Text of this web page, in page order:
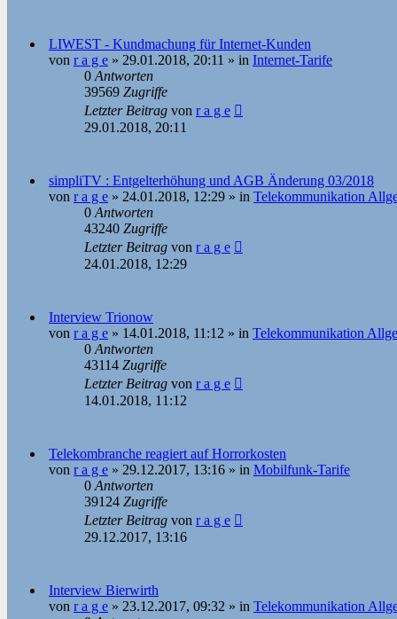
LIWEST - Kundmachung für Internet-Kunden
von r a g e » 29.01.2018, 20:11 » in Internet-Tarife
0Antworten
39569 Zugriffe
Letzter Beitrag von r a g e
29.01.2018, 20:11
simpliTV : Entgelterhöhung und AGB Änderung 03/2018
von r a g e » 24.01.2018, 12:29 » in Telekommunikation
0Antworten
43240 Zugriffe
Letzter Beitrag von r a g e
24.01.2018, 12:29
Interview Trionow
von r a g e » 14.01.2018, 11:12 » in Telekommunikation
0Antworten
43114 Zugriffe
Letzter Beitrag von r a g e
14.01.2018, 11:12
Telekombranche reagiert auf Horrorkosten
von r a g e » 29.12.2017, 13:16 » in Mobilfunk-Tarife
0Antworten
39124 Zugriffe
Letzter Beitrag von r a g e
29.12.2017, 13:16
Interview Bierwirth
von r a g e » 23.12.2017, 09:32 » in Telekommunikation